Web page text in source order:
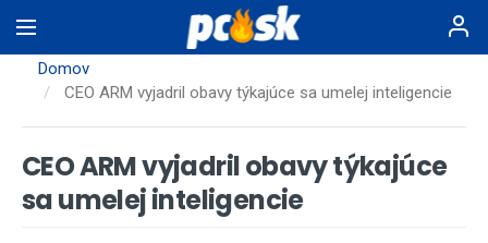
na
hlavnýDomov
CEO ARM vyjadril obavy týkajúce sa umelej inteligencie
CEO ARM vyjadril obavy týkajúce
sa umelej inteligencie